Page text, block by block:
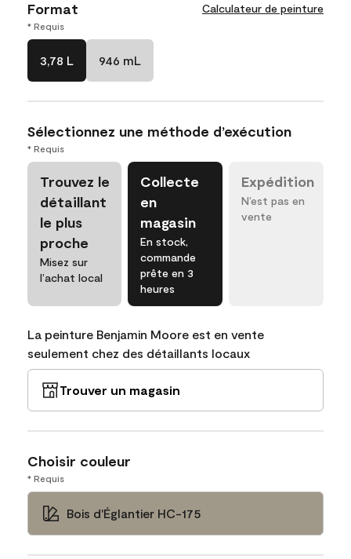
Format Calculateur de peinture
* Requis
3,78 L 946 mL
Sélectionnez une méthode d’exécution
* Requis
Trouvez le
détaillant
le plus
proche
Misez sur
l’achat local
Collecte
en
magasin
En stock,
commande
prête en 3
heures
Expédition
N’est pas en
vente
La peinture Benjamin Moore est en vente
seulement chez des détaillants locaux
Trouver un magasin
Choisir couleur
* Requis
Bois d'Églantier HC-175